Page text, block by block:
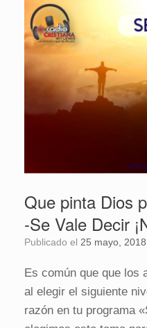
Que pinta Dios
-Se Vale Decir
Publicado el 25 mayo, 2018
Es común que que los
al elegir el siguiente
razón en tu programa